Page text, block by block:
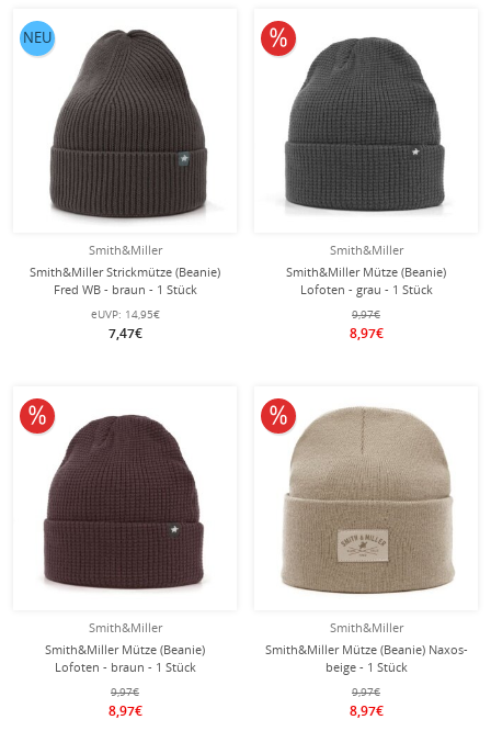
Smith&Miller
Smith&Miller Strickmütze (Beanie)
Fred WB - braun - 1 Stück
eUVP: 14,95€
7,47€
NEU
Smith&Miller
Smith&Miller Mütze (Beanie)
Lofoten - grau - 1 Stück
9,97€
8,97€
10% reduziert
Smith&Miller
Smith&Miller Mütze (Beanie)
Lofoten - braun - 1 Stück
9,97€
8,97€
10% reduziert
Smith&Miller
Smith&Miller Mütze (Beanie) Naxos-
beige - 1 Stück
9,97€
8,97€
10% reduziert